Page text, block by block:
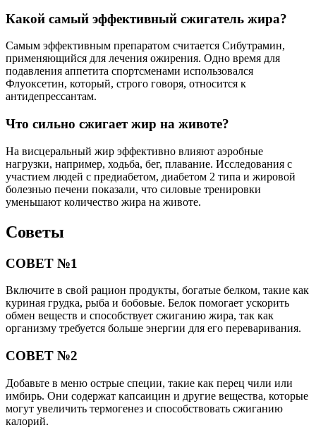
Какой самый эффективный сжигатель жира?
Самым эффективным препаратом считается Сибутрамин,
применяющийся для лечения ожирения. Одно время для
подавления аппетита спортсменами использовался
Флуоксетин, который, строго говоря, относится к
антидепрессантам.
Что сильно сжигает жир на животе?
На висцеральный жир эффективно влияют аэробные
нагрузки, например, ходьба, бег, плавание. Исследования с
участием людей с предиабетом, диабетом 2 типа и жировой
болезнью печени показали, что силовые тренировки
уменьшают количество жира на животе.
Советы
СОВЕТ №1
Включите в свой рацион продукты, богатые белком, такие как
куриная грудка, рыба и бобовые. Белок помогает ускорить
обмен веществ и способствует сжиганию жира, так как
организму требуется больше энергии для его переваривания.
СОВЕТ №2
Добавьте в меню острые специи, такие как перец чили или
имбирь. Они содержат капсаицин и другие вещества, которые
могут увеличить термогенез и способствовать сжиганию
калорий.